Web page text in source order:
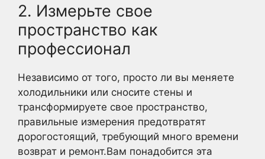
2. Измерьте свое
пространство как
профессионал
Независимо от того, просто ли вы меняете
холодильники или сносите стены и
трансформируете свое пространство,
правильные измерения предотвратят
дорогостоящий, требующий много времени
возврат и ремонт.Вам понадобится эта